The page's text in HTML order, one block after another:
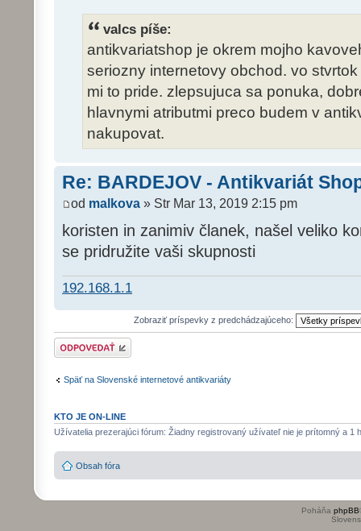
valcs píše:
antikvariatshop je okrem mojho
seriozny internetovy obchod. vo
mi to pride. zlepsujuca sa ponuka,
hlavnymi atributmi preco budem v
nakupovat.
Re: BARDEJOV - Antikvariát
od malkova » Str Mar 13, 2019 2:15 pm
koristen in zanimiv članek, našel veliko
se pridružite vaši skupnosti
192.168.1.1
Zobraziť príspevky z predchádzajúceho:
Odoslať odpoveď
Späť na Slovenské internetové antikvariáty
KTO JE ON-LINE
Užívatelia prezerajúci fórum: Žiadny registrovaný užívateľ nie je prítomný a 1
Obsah fóra
Poháňa phpBB